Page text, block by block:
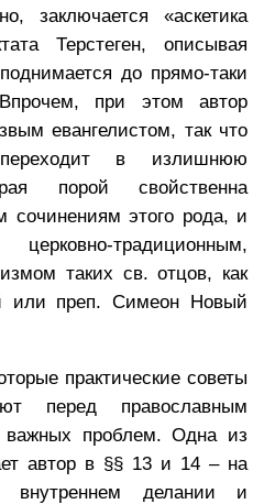
заключается «аскетика
Терстеген, описывая
до прямо-таки
Впрочем, при этом автор
евангелистом, так что
в излишнюю
порой свойственна
сочинениям этого рода, и
традиционным,
таких св. отцов, как
или преп. Симеон Новый
практические советы
перед православным
важных проблем. Одна из
автор в §§ 13 и 14 – на
внутреннем делании и